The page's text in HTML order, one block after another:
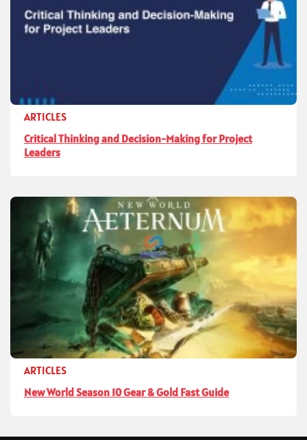
ARTICLES
Critical Thinking and Decision-Making for Project
Leaders
ARTICLES
New World Season 10 Gear & Gold Fast Guide